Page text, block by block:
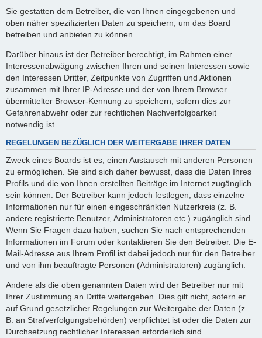
Sie gestatten dem Betreiber, die von Ihnen eingegebenen und
oben näher spezifizierten Daten zu speichern, um das Board
betreiben und anbieten zu können.
Darüber hinaus ist der Betreiber berechtigt, im Rahmen einer
Interessenabwägung zwischen Ihren und seinen Interessen sowie
den Interessen Dritter, Zeitpunkte von Zugriffen und Aktionen
zusammen mit Ihrer IP-Adresse und der von Ihrem Browser
übermittelter Browser-Kennung zu speichern, sofern dies zur
Gefahrenabwehr oder zur rechtlichen Nachverfolgbarkeit
notwendig ist.
REGELUNGEN BEZÜGLICH DER WEITERGABE IHRER DATEN
Zweck eines Boards ist es, einen Austausch mit anderen Personen
zu ermöglichen. Sie sind sich daher bewusst, dass die Daten Ihres
Profils und die von Ihnen erstellten Beiträge im Internet zugänglich
sein können. Der Betreiber kann jedoch festlegen, dass einzelne
Informationen nur für einen eingeschränkten Nutzerkreis (z. B.
andere registrierte Benutzer, Administratoren etc.) zugänglich sind.
Wenn Sie Fragen dazu haben, suchen Sie nach entsprechenden
Informationen im Forum oder kontaktieren Sie den Betreiber. Die E-
Mail-Adresse aus Ihrem Profil ist dabei jedoch nur für den Betreiber
und von ihm beauftragte Personen (Administratoren) zugänglich.
Andere als die oben genannten Daten wird der Betreiber nur mit
Ihrer Zustimmung an Dritte weitergeben. Dies gilt nicht, sofern er
auf Grund gesetzlicher Regelungen zur Weitergabe der Daten (z.
B. an Strafverfolgungsbehörden) verpflichtet ist oder die Daten zur
Durchsetzung rechtlicher Interessen erforderlich sind.